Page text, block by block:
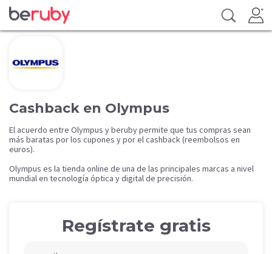
Cashback en Olympus
El acuerdo entre Olympus y beruby permite que tus compras sean
más baratas por los cupones y por el cashback (reembolsos en
euros).
Olympus es la tienda online de una de las principales marcas a nivel
mundial en tecnología óptica y digital de precisión.
Regístrate gratis